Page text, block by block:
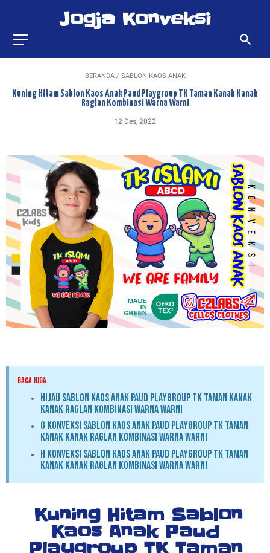
Jogja Konveksi
BERANDA / SABLON KAOS ANAK
Kuning Hitam Sablon Kaos Anak Paud Playgroup TK Taman Kanak Kanak
Raglan Kombinasi Warna Warni
12 Des, 2022
BACA JUGA
Hijau Sablon Kaos Anak Paud Playgroup TK Taman Kanak
Kanak Raglan Kombinasi Warna Warni
G Konveksi Sablon Kaos Anak Paud Playgroup TK Taman
Kanak Kanak Raglan Kombinasi Warna Warni
H Konveksi Sablon Kaos Anak Paud Playgroup TK Taman
Kanak Kanak Raglan Kombinasi Warna Warni
Kuning Hitam Sablon
Kaos Anak Paud